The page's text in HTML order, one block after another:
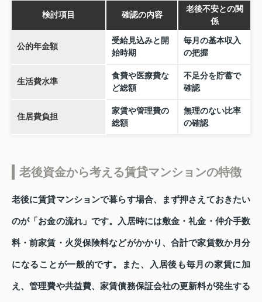
検討項目 確認の内容
老後不安との関
係
公的年金額
受給見込みと開
始時期
毎月の基本収入
の把握
生活費水準
食費や医療費な
ど総額
不足分を貯蓄で
確認
住居費負担
家賃や管理費の
総額
無理のない比率
の確認
老後資金から考える賃貸マンションの特徴
老後に賃貸マンションで暮らす場合、まず押さえておきたい
のが「お金の流れ」です。入居時には敷金・礼金・仲介手数
料・前家賃・火災保険料などがかかり、合計で家賃数か月分
になることが一般的です。また、入居後も毎月の家賃に加
え、管理費や共益費、家賃債務保証会社の更新料が発生する